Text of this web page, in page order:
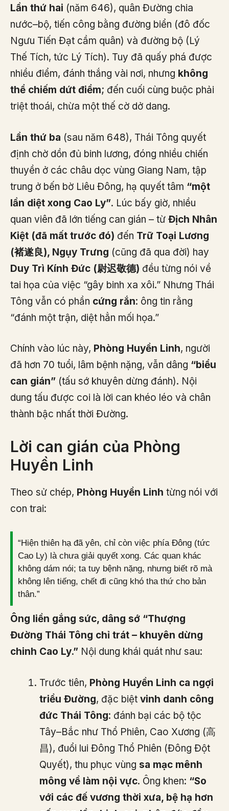
Lần thứ hai (năm 646), quân Đường chia
nước–bộ, tiến công bằng đường biển (đô đốc
Ngưu Tiến Đạt cầm quân) và đường bộ (Lý
Thế Tích, tức Lý Tích). Tuy đã quấy phá được
nhiều điểm, đánh thắng vài nơi, nhưng không
thể chiếm dứt điểm; đến cuối cùng buộc phải
triệt thoái, chừa một thế cờ dở dang.
Lần thứ ba (sau năm 648), Thái Tông quyết
định chờ dồn đủ binh lương, đóng nhiều chiến
thuyền ở các châu dọc vùng Giang Nam, tập
trung ở bến bờ Liêu Đông, hạ quyết tâm “một
lần diệt xong Cao Ly”. Lúc bấy giờ, nhiều
quan viên đã lớn tiếng can gián – từ Địch Nhân
Kiệt (đã mất trước đó) đến Trữ Toại Lương
(褚遂良), Ngụy Trưng (cũng đã qua đời) hay
Duy Trì Kính Đức (尉迟敬德) đều từng nói về
tai họa của việc “gây binh xa xôi.” Nhưng Thái
Tông vẫn có phần cứng rắn: ông tin rằng
“đánh một trận, diệt hẳn mối họa.”
Chính vào lúc này, Phòng Huyền Linh, người
đã hơn 70 tuổi, lâm bệnh nặng, vẫn dâng “biểu
can gián” (tấu sớ khuyên dừng đánh). Nội
dung tấu được coi là lời can khéo léo và chân
thành bậc nhất thời Đường.
Lời can gián của Phòng
Huyền Linh
Theo sử chép, Phòng Huyền Linh từng nói với
con trai:
“Hiện thiên hạ đã yên, chỉ còn việc phía Đông (tức
Cao Ly) là chưa giải quyết xong. Các quan khác
không dám nói; ta tuy bệnh nặng, nhưng biết rõ mà
không lên tiếng, chết đi cũng khó tha thứ cho bản
thân.”
Ông liền gắng sức, dâng sớ “Thượng
Đường Thái Tông chỉ trát – khuyên dừng
chinh Cao Ly.” Nội dung khái quát như sau:
Trước tiên, Phòng Huyền Linh ca ngợi
triều Đường, đặc biệt vinh danh công
đức Thái Tông: đánh bại các bộ tộc
Tây–Bắc như Thổ Phiên, Cao Xương (高
昌), đuổi lui Đông Thổ Phiên (Đông Đột
Quyết), thu phục vùng sa mạc mênh
mông về làm nội vực. Ông khen: “So
với các đế vương thời xưa, bệ hạ hơn